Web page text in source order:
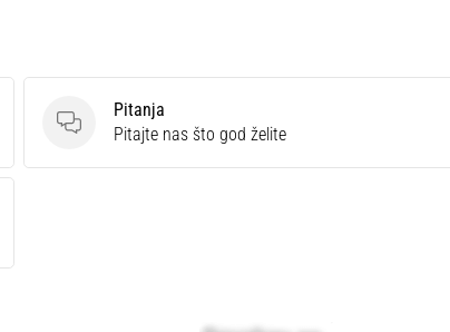
Pitanja
Pitanja
Pitajte nas što god želite